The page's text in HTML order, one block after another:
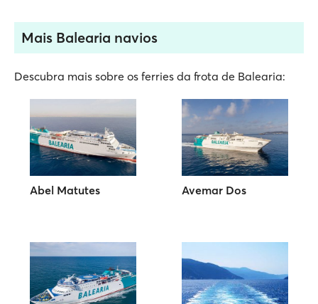
Mais Balearia navios
Descubra mais sobre os ferries da frota de Balearia:
Abel Matutes Avemar Dos